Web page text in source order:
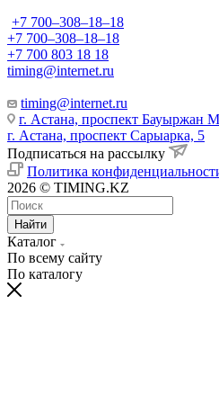
+7 700‒308‒18‒18
+7 700‒308‒18‒18
+7 700 803 18 18
timing@internet.ru
timing@internet.ru
г. Астана, проспект Бауыржан
г. Астана, проспект Сарыарка, 5
Подписаться на рассылку
Политика
2026 © TIMING.KZ
Найти
Каталог
По всему сайту
По каталогу